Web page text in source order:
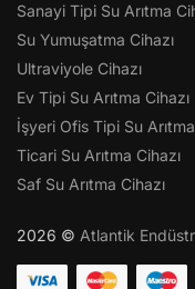
Sanayi Tipi Su Arıtma
Su Yumuşatma Cihazı
Ultraviyole Cihazı
Ev Tipi Su Arıtma Cihazı
İşyeri Ofis Tipi Su
Ticari Su Arıtma Cihazı
Saf Su Arıtma Cihazı
2026 © Atlantik